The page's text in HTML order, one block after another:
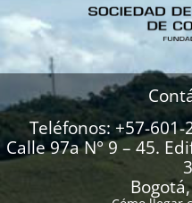
Teléfonos: +57-
Calle 97a N° 9 – 45.